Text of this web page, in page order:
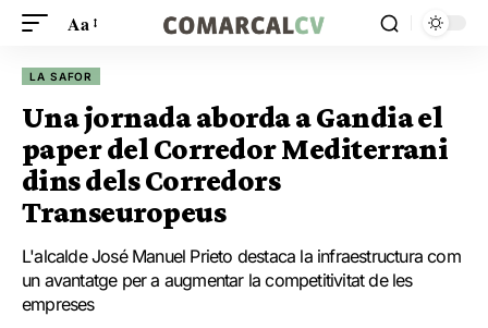
Aa
LA SAFOR
Una jornada aborda a Gandia el
paper del Corredor Mediterrani
dins dels Corredors
Transeuropeus
L'alcalde José Manuel Prieto destaca la infraestructura com
un avantatge per a augmentar la competitivitat de les
empreses